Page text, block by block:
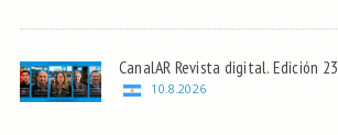
CanalAR Revista digital. Edición 23
10.8.2026